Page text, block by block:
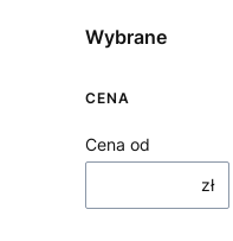
Wybrane
CENA
Cena od
zł